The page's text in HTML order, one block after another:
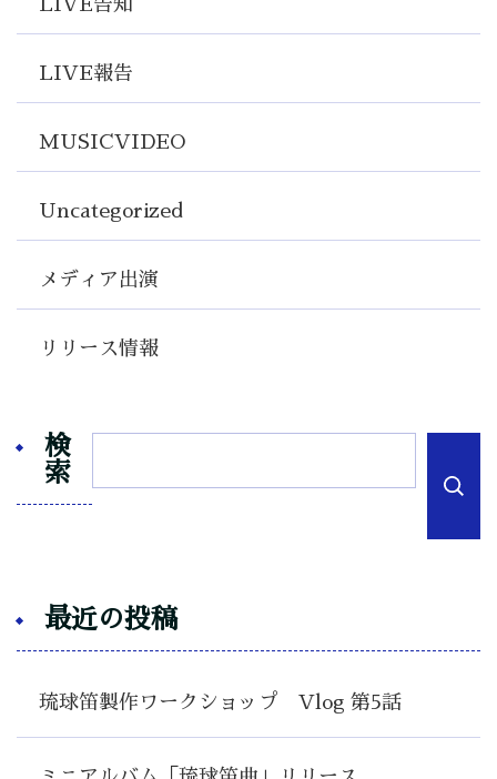
LIVE告知
LIVE報告
MUSICVIDEO
Uncategorized
メディア出演
リリース情報
検
索
最近の投稿
琉球笛製作ワークショップ Vlog 第5話